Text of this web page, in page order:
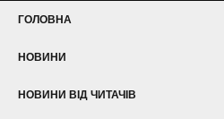
ГОЛОВНА
НОВИНИ
НОВИНИ ВІД ЧИТАЧІВ